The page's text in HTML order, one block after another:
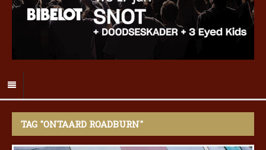
TAG "ONTAARD ROADBURN"